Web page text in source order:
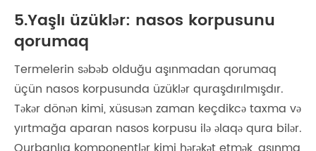
5.Yaşlı üzüklər: nasos korpusunu
qorumaq
Termelerin səbəb olduğu aşınmadan qorumaq
üçün nasos korpusunda üzüklər quraşdırılmışdır.
Təkər dönən kimi, xüsusən zaman keçdikcə taxma və
yırtmağa aparan nasos korpusu ilə əlaqə qura bilər.